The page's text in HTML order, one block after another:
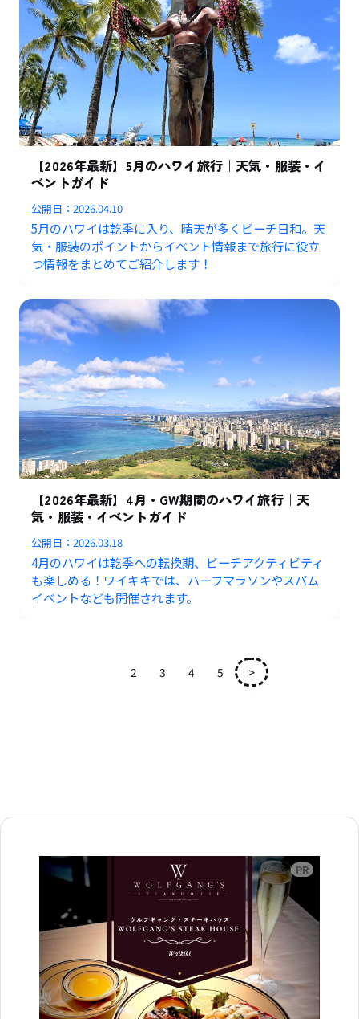
【2026年最新】5月のハワイ旅行｜天気・服装・イ
ベントガイド
公開日：2026.04.10
5月のハワイは乾季に入り、晴天が多くビーチ日和。天
気・服装のポイントからイベント情報まで旅行に役立
つ情報をまとめてご紹介します！
【2026年最新】4月・GW期間のハワイ旅行｜天
気・服装・イベントガイド
公開日：2026.03.18
4月のハワイは乾季への転換期、ビーチアクティビティ
も楽しめる！ワイキキでは、ハーフマラソンやスパム
イベントなども開催されます。
2 3 4 5 >
広告